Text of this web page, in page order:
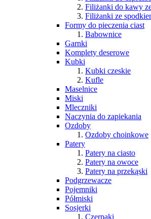
Filiżanki do kawy
Filiżanki ze
Formy do pieczenia ciast
Babownice
Garnki
Komplety deserowe
Kubki
Kubki czeskie
Kufle
Maselnice
Miski
Mleczniki
Naczynia do zapiekania
Ozdoby
Ozdoby choinkowe
Patery
Patery na ciasto
Patery na owoce
Patery na przekąski
Podgrzewacze
Pojemniki
Półmiski
Sosjerki
Czerpaki